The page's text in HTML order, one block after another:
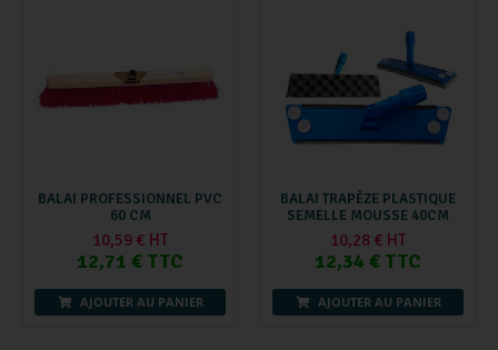
BALAI PROFESSIONNEL PVC
60 CM
10,59 € HT
12,71 € TTC
AJOUTER AU PANIER
BALAI TRAPÈZE PLASTIQUE
SEMELLE MOUSSE 40CM
10,28 € HT
12,34 € TTC
AJOUTER AU PANIER